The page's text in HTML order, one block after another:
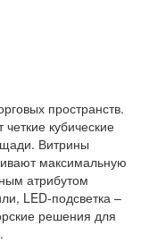
пространств.
кубические
Витрины
максимальную
атрибутом
LED-подсветка –
решения для